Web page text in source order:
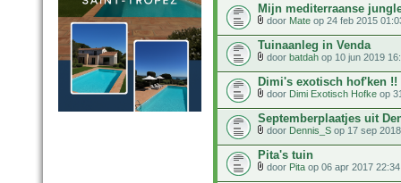
Mijn mediterraanse
door Mate op 24 feb 2015
Tuinaanleg in Venda
door batdah op 10 jun 2019
Dimi's exotisch hof'ken !!
door Dimi Exotisch Hofke op
Septemberplaatjes uit
door Dennis_S op 17 sep
Pita's tuin
door Pita op 06 apr 2017 22:34